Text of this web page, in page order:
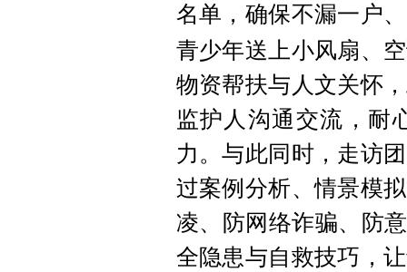
名单， 确保不漏一户
青少年送上小风扇、
物资帮扶与人文关怀
监护人沟通交流，耐
力。与此同时，走访
过案例分析、情景模
凌、防网络诈骗、防
全隐患与自救技巧，